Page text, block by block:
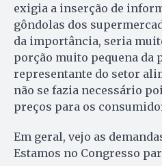
exigia a inserção de
gôndolas dos
da importância, seria
porção muito pequena da
representante do setor
não se fazia necessário
preços para os
Em geral, vejo as
Estamos no Congresso